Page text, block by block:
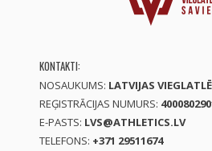
KONTAKTI:
NOSAUKUMS: LATVIJAS
REĢISTRĀCIJAS NUMURS:
E-PASTS: LVS@ATHLETICS.LV
TELEFONS: +371 29511674